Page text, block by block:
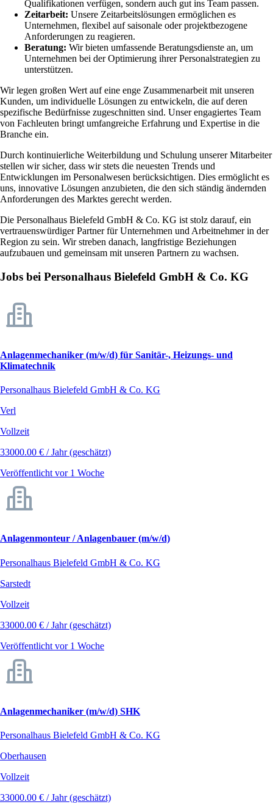
Qualifikationen verfügen, sondern auch gut ins Team passen.
Zeitarbeit: Unsere Zeitarbeitslösungen ermöglichen es
Unternehmen, flexibel auf saisonale oder projektbezogene
Anforderungen zu reagieren.
Beratung: Wir bieten umfassende Beratungsdienste an, um
Unternehmen bei der Optimierung ihrer Personalstrategien zu
unterstützen.
Wir legen großen Wert auf eine enge Zusammenarbeit mit unseren
Kunden, um individuelle Lösungen zu entwickeln, die auf deren
spezifische Bedürfnisse zugeschnitten sind. Unser engagiertes Team
von Fachleuten bringt umfangreiche Erfahrung und Expertise in die
Branche ein.
Durch kontinuierliche Weiterbildung und Schulung unserer Mitarbeiter
stellen wir sicher, dass wir stets die neuesten Trends und
Entwicklungen im Personalwesen berücksichtigen. Dies ermöglicht es
uns, innovative Lösungen anzubieten, die den sich ständig ändernden
Anforderungen des Marktes gerecht werden.
Die Personalhaus Bielefeld GmbH & Co. KG ist stolz darauf, ein
vertrauenswürdiger Partner für Unternehmen und Arbeitnehmer in der
Region zu sein. Wir streben danach, langfristige Beziehungen
aufzubauen und gemeinsam mit unseren Partnern zu wachsen.
Jobs bei Personalhaus Bielefeld GmbH & Co. KG
Anlagenmechaniker (m/w/d) für Sanitär-, Heizungs- und
Klimatechnik
Personalhaus Bielefeld GmbH & Co. KG
Verl
Vollzeit
33000.00 € / Jahr (geschätzt)
Veröffentlicht vor 1 Woche
Anlagenmonteur / Anlagenbauer (m/w/d)
Personalhaus Bielefeld GmbH & Co. KG
Sarstedt
Vollzeit
33000.00 € / Jahr (geschätzt)
Veröffentlicht vor 1 Woche
Anlagenmechaniker (m/w/d) SHK
Personalhaus Bielefeld GmbH & Co. KG
Oberhausen
Vollzeit
33000.00 € / Jahr (geschätzt)